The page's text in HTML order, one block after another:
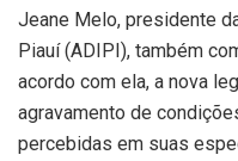
Jeane Melo, presidente
Piauí (ADIPI), também
acordo com ela, a nova
agravamento de
percebidas em suas